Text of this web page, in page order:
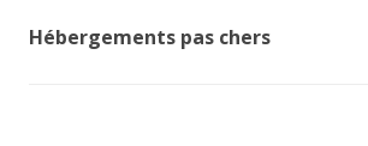
Hébergements pas chers